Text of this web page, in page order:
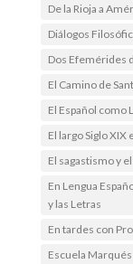
De la Rioja a
Diálogos
Dos Efemérides
El Camino de
El Español como
El largo Siglo XIX
El sagastismo y
En Lengua
y las Letras
En tardes con
Escuela